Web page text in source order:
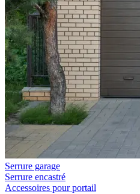
Serrure garage
Serrure encastré
Accessoires pour portail